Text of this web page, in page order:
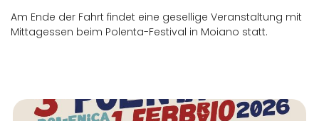
Am Ende der Fahrt findet eine gesellige Veranstaltung mit
Mittagessen beim Polenta-Festival in Moiano statt.